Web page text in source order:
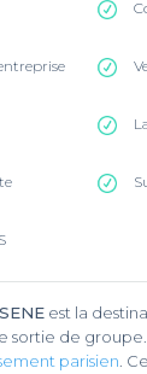
est la
sortie de groupe.
parisien .